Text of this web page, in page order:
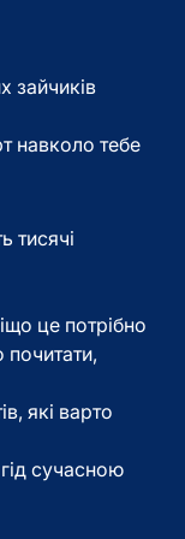
зайчиків
навколо тебе
тисячі
це потрібно
почитати,
які варто
сучасною